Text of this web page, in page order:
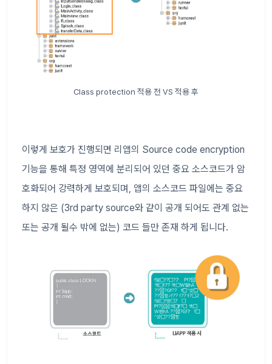
Class protection 적용 전 VS 적용 후
이렇게 보호가 진행되면 리앱의 Source code encryption
기능을 통해 특정 영역에 분리되어 있던 중요 소스코드가 암
호화되어 강력하게 보호되며, 앱의 소스코드 파일에는 중요
하지 않은 (3rd party source와 같이 공개 되어도 관계 없는
또는 공개 될수 밖에 없는) 코드 들만 존재 하게 됩니다.